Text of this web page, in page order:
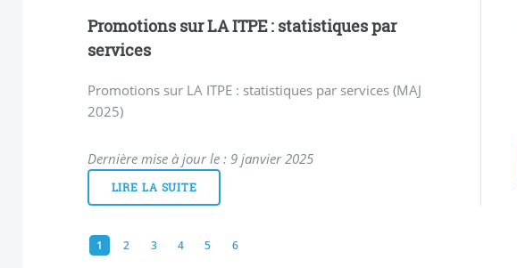
Promotions sur LA ITPE : statistiques par
services
Promotions sur LA ITPE : statistiques par services (MAJ
2025)
Dernière mise à jour le : 9 janvier 2025
LIRE LA SUITE
1 2 3 4 5 6